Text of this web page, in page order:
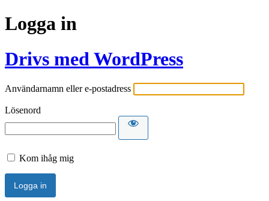
Logga in
Drivs med WordPress
Användarnamn eller e-postadress
Lösenord
Kom ihåg mig